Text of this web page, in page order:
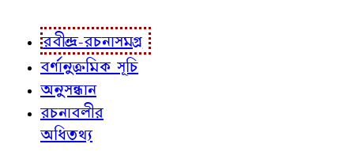
রবীন্দ্র-রচনাসমগ্র
বর্ণানুক্রমিক সূচি
অনুসন্ধান
রচনাবলীর
অধিতথ্য